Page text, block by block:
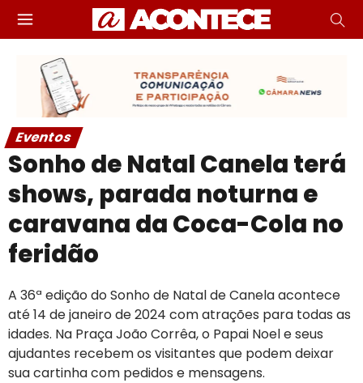
Eventos
Sonho de Natal Canela terá
shows, parada noturna e
caravana da Coca-Cola no
feridão
A 36ª edição do Sonho de Natal de Canela acontece
até 14 de janeiro de 2024 com atrações para todas as
idades. Na Praça João Corrêa, o Papai Noel e seus
ajudantes recebem os visitantes que podem deixar
sua cartinha com pedidos e mensagens.